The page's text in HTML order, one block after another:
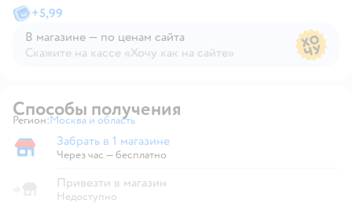
+5,99
В магазине — по ценам сайта
Скажите на кассе «Хочу как на сайте»
Способы получения
Регион: Выбор адреса доставки.
Москва и область
Забрать в магазине
Забрать в 1 магазине
Через час — бесплатно
Привезти в магазин
Недоступно